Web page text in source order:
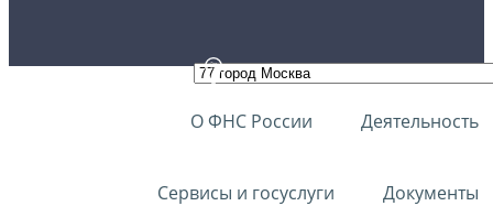
О ФНС России Деятельность
Сервисы и госуслуги Документы